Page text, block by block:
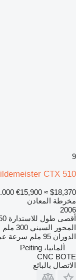
9
CTX 510
€15,900 ≈ $18,370
مخرطة المعادن
2006
أقصى طول للاستدارة
المحور السيني 300 ملم
الدوران 95 ملم سرعة
ألمانيا، Peiting
CNC BOTE
الاتصال بالبائع